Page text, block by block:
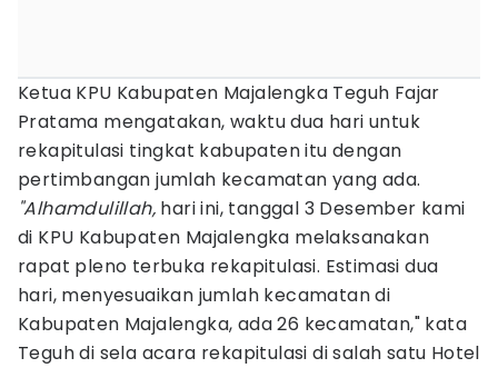
Ketua KPU Kabupaten Majalengka Teguh Fajar
Pratama mengatakan, waktu dua hari untuk
rekapitulasi tingkat kabupaten itu dengan
pertimbangan jumlah kecamatan yang ada.
"Alhamdulillah, hari ini, tanggal 3 Desember kami
di KPU Kabupaten Majalengka melaksanakan
rapat pleno terbuka rekapitulasi. Estimasi dua
hari, menyesuaikan jumlah kecamatan di
Kabupaten Majalengka, ada 26 kecamatan," kata
Teguh di sela acara rekapitulasi di salah satu Hotel